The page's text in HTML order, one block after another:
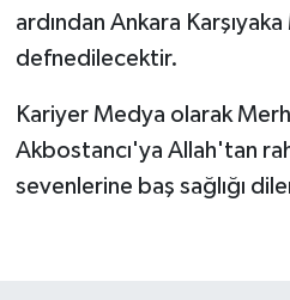
ardından Ankara Karşıyaka
defnedilecektir.
Kariyer Medya olarak
Akbostancı'ya Allah'tan
sevenlerine baş sağlığı